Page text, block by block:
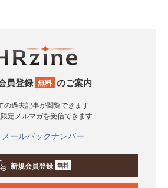
員登録 無料 のご案内
の過去記事が閲覧できます
限定メルマガを受信できます
メールバックナンバー
新規会員登録 無料